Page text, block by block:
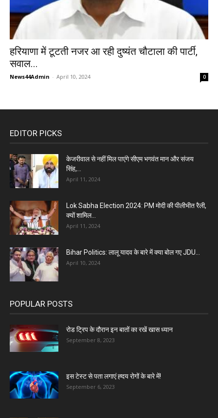
हरियाणा में टूटती नजर आ रही दुष्यंत चौटाला की पार्टी,
सवाल...
News44Admin - April 10, 2024 0
EDITOR PICKS
केजरीवाल से नहीं मिल पाएंगे सीएम भगवंत मान और संजय
सिंह,...
April 11, 2024
Lok Sabha Election 2024: PM मोदी की पीलीभीत रैली,
क्यों शामिल...
April 11, 2024
Bihar Politics: लालू यादव के बारे में क्या बोल गए JDU...
April 10, 2024
POPULAR POSTS
रोड ट्रिप के दौरान इन बातों का रखें खास ध्यान
September 8, 2023
इस टेस्ट से पता लगाएं ह्दय रोगों के बारे में!
September 6, 2023